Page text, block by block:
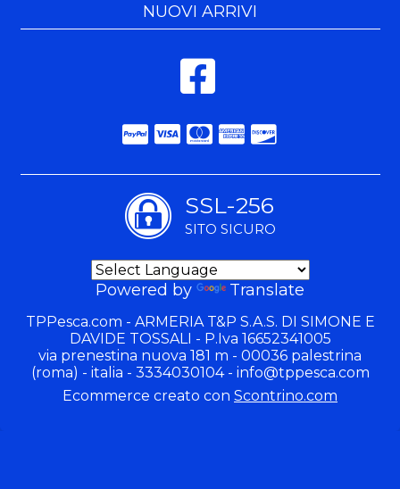
NUOVI ARRIVI
SSL-256
SITO SICURO
Powered by Translate
TPPesca.com - ARMERIA T&P S.A.S. DI SIMONE E
DAVIDE TOSSALI - P.Iva 16652341005
via prenestina nuova 181 m - 00036 palestrina
(roma) - italia - 3334030104 - info@tppesca.com
Ecommerce creato con Scontrino.com